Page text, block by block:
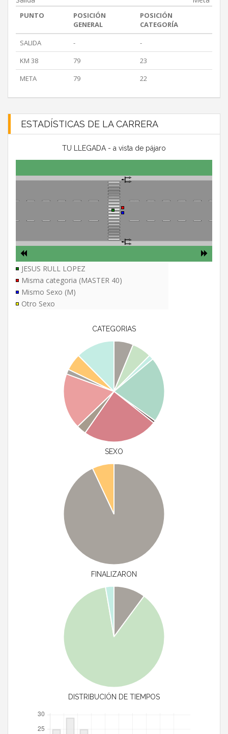
PUNTO
POSICIÓN
GENERAL
POSICIÓN
CATEGORÍA
SALIDA
-
-
KM 38
79
23
META
79 22
ESTADÍSTICAS DE LA CARRERA
TU LLEGADA - a vista de pájaro
JESUS RULL LOPEZ
Misma categoria (MASTER 40)
Mismo Sexo (M)
Otro Sexo
CATEGORIAS
SEXO
FINALIZARON
DISTRIBUCIÓN DE TIEMPOS